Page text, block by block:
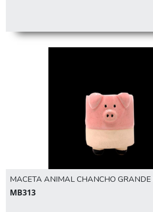
MACETA ANIMAL CHANCHO GRANDE
MB313